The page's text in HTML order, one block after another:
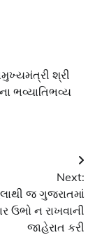
શ્રી
ભવ્યાતિભવ્ય
Next:
જ ગુજરાતમાં
ઉભો ન રાખવાની
જાહેરાત કરી